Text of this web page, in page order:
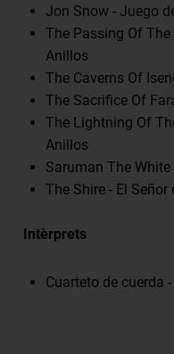
Jon Snow - Juego
The Passing Of The
Anillos
The Caverns Of
The Sacrifice Of
The Lightning Of
Anillos
Saruman The
The Shire - El
Intèrprets
Cuarteto de cuerda -